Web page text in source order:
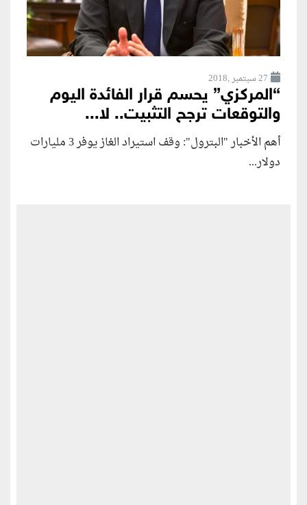
27 سبتمبر ,2018
“المركزي” يحسم قرار الفائدة اليوم
والتوقعات ترجح التثبيت.. لا...
أهم الأخبار "البترول": وقف استيراد الغاز يوفر 3 مليارات
دولار...